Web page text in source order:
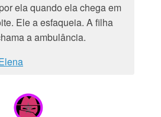
ela quando ela chega em
Ele a esfaqueia. A filha
a ambulância.